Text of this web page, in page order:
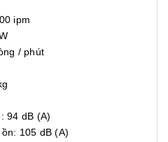
ipm
/ phút
94 dB (A)
105 dB (A)